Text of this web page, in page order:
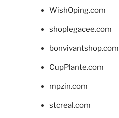
WishOping.com
shoplegacee.com
bonvivantshop.com
CupPlante.com
mpzin.com
stcreal.com